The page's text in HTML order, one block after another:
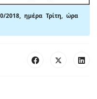
2018, ημέρα Τρίτη, ώρα